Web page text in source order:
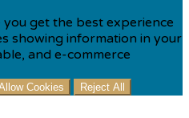
get the best experience
showing information in your
and e-commerce
Cookies Reject All